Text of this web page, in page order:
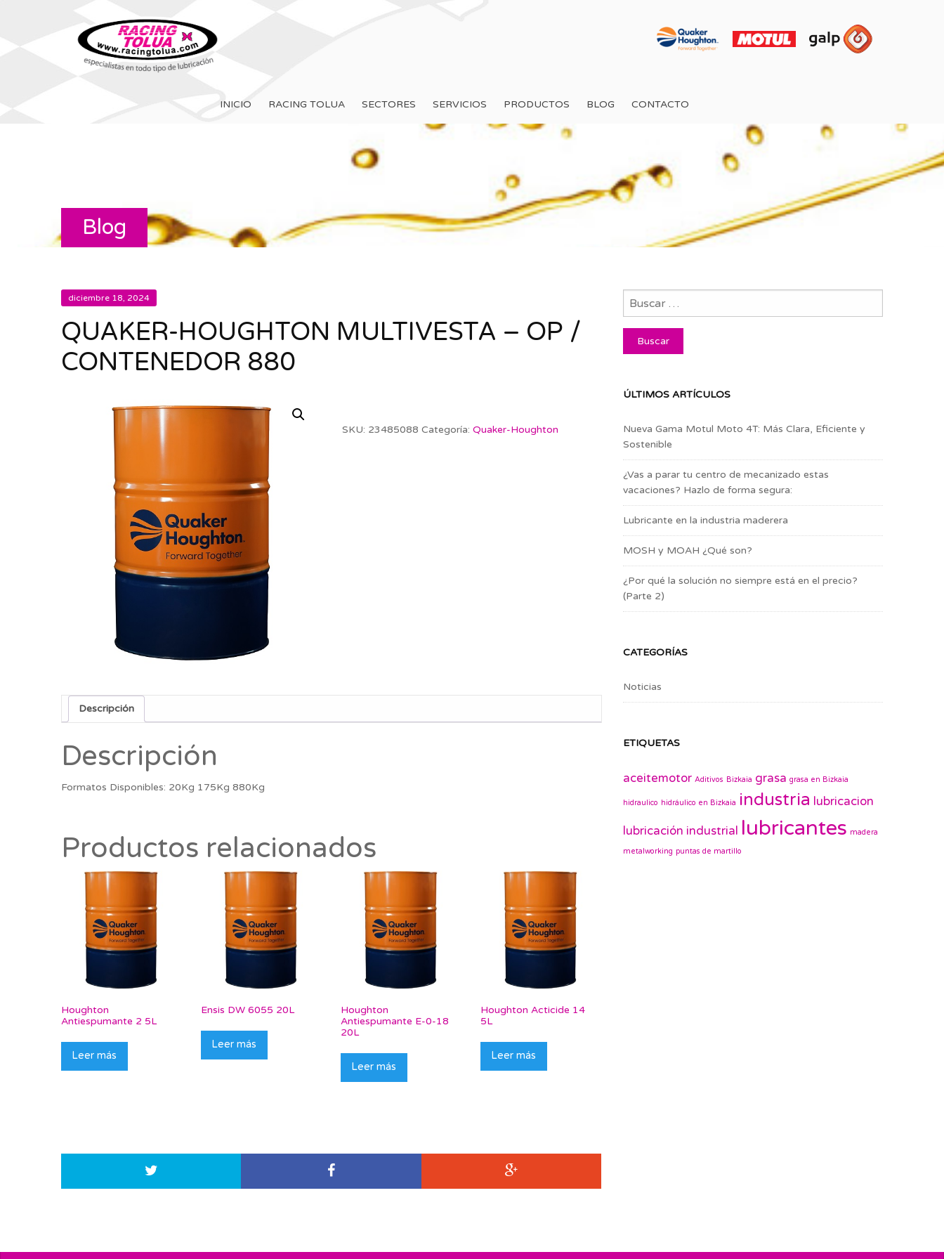
INICIO RACING TOLUA SECTORES SERVICIOS PRODUCTOS BLOG CONTACTO
Blog
diciembre 18, 2024
QUAKER-HOUGHTON MULTIVESTA – OP /
CONTENEDOR 880
SKU: 23485088 Categoría:Quaker-Houghton
Descripción
Descripción
Formatos Disponibles: 20Kg 175Kg 880Kg
Productos relacionados
Houghton
Antiespumante 2 5L
Leer más
Ensis DW 6055 20L
Leer más
Houghton
Antiespumante E-0-18
20L
Leer más
Houghton Acticide 14
5L
Leer más
ÚLTIMOS ARTÍCULOS
Nueva Gama Motul Moto 4T: Más Clara, Eficiente y
Sostenible
¿Vas a parar tu centro de mecanizado estas
vacaciones? Hazlo de forma segura:
Lubricante en la industria maderera
MOSH y MOAH ¿Qué son?
¿Por qué la solución no siempre está en el precio?
(Parte 2)
CATEGORÍAS
Noticias
ETIQUETAS
aceitemotor Aditivos Bizkaia grasa grasa en Bizkaia
hidraulico hidráulico en Bizkaia industria lubricacion
lubricación industrial lubricantes madera
metalworking puntas de martillo